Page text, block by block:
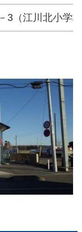
3（江川北小学